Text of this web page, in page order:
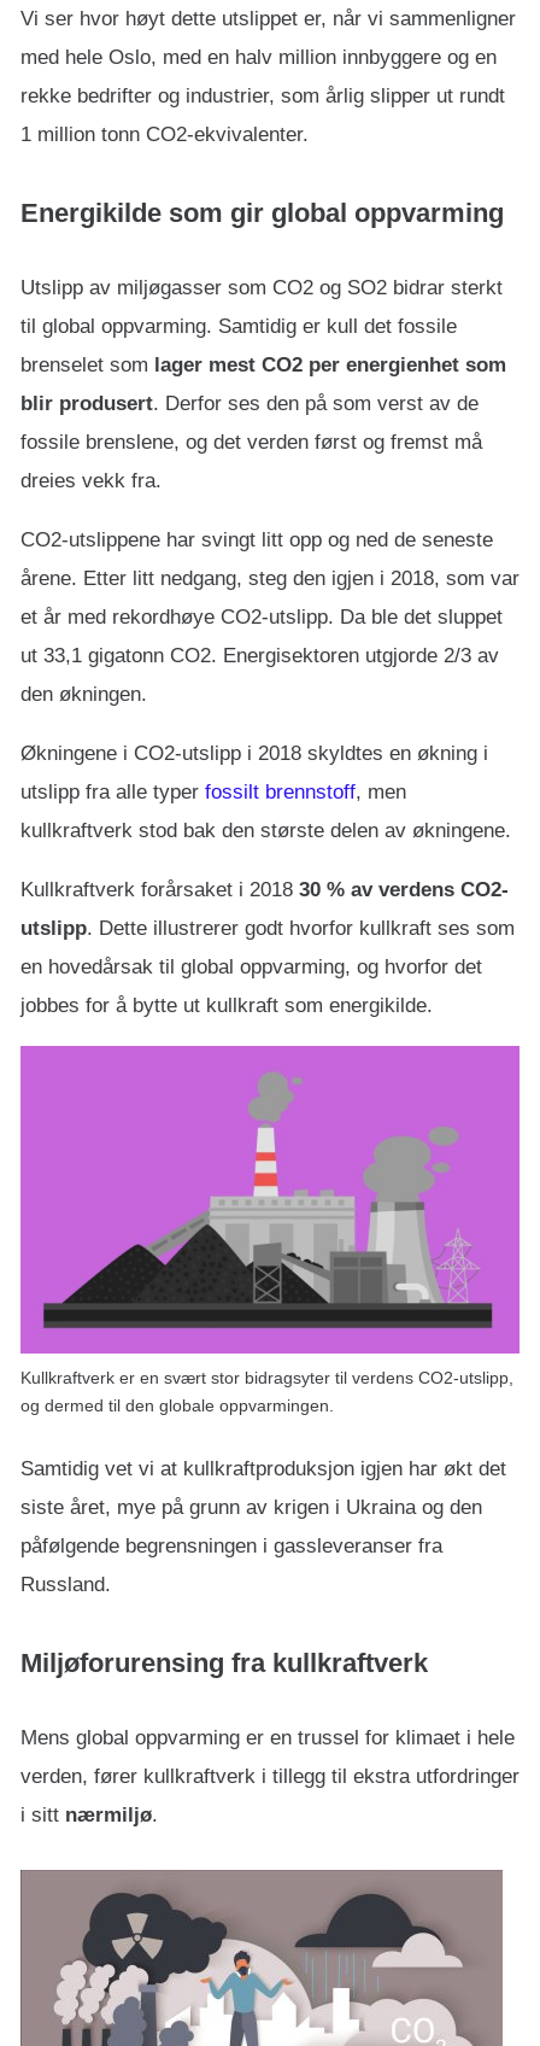
Vi ser hvor høyt dette utslippet er, når vi sammenligner
med hele Oslo, med en halv million innbyggere og en
rekke bedrifter og industrier, som årlig slipper ut rundt
1 million tonn CO2-ekvivalenter.
Energikilde som gir global oppvarming
Utslipp av miljøgasser som CO2 og SO2 bidrar sterkt
til global oppvarming. Samtidig er kull det fossile
brenselet som lager mest CO2 per energienhet som
blir produsert. Derfor ses den på som verst av de
fossile brenslene, og det verden først og fremst må
dreies vekk fra.
CO2-utslippene har svingt litt opp og ned de seneste
årene. Etter litt nedgang, steg den igjen i 2018, som var
et år med rekordhøye CO2-utslipp. Da ble det sluppet
ut 33,1 gigatonn CO2. Energisektoren utgjorde 2/3 av
den økningen.
Økningene i CO2-utslipp i 2018 skyldtes en økning i
utslipp fra alle typer fossilt brennstoff, men
kullkraftverk stod bak den største delen av økningene.
Kullkraftverk forårsaket i 2018 30 % av verdens CO2-
utslipp. Dette illustrerer godt hvorfor kullkraft ses som
en hovedårsak til global oppvarming, og hvorfor det
jobbes for å bytte ut kullkraft som energikilde.
Kullkraftverk er en svært stor bidragsyter til verdens CO2-utslipp,
og dermed til den globale oppvarmingen.
Samtidig vet vi at kullkraftproduksjon igjen har økt det
siste året, mye på grunn av krigen i Ukraina og den
påfølgende begrensningen i gassleveranser fra
Russland.
Miljøforurensing fra kullkraftverk
Mens global oppvarming er en trussel for klimaet i hele
verden, fører kullkraftverk i tillegg til ekstra utfordringer
i sitt nærmiljø.